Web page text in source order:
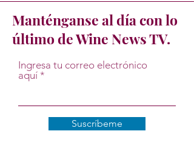
Manténganse al día con lo
último de Wine News TV.
Ingresa tu correo electrónico
aquí
Suscríbeme